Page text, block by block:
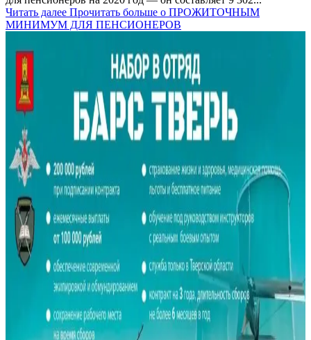
Читать далее Прочитать больше о ПРОЖИТОЧНЫМ
МИНИМУМ ДЛЯ ПЕНСИОНЕРОВ